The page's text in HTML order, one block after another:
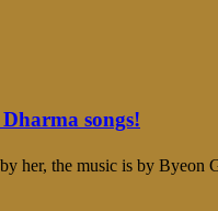
songs!
her, the music is by